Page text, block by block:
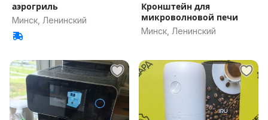
аэрогриль
Минск, Ленинский
Кронштейн для
микроволновой печи
Минск, Ленинский